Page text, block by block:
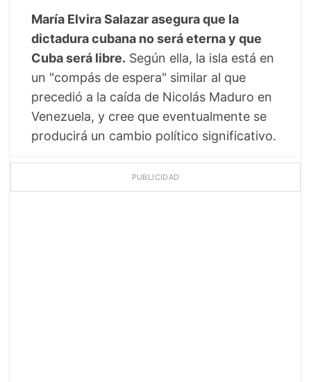
María Elvira Salazar asegura que la
dictadura cubana no será eterna y que
Cuba será libre. Según ella, la isla está en
un "compás de espera" similar al que
precedió a la caída de Nicolás Maduro en
Venezuela, y cree que eventualmente se
producirá un cambio político significativo.
PUBLICIDAD